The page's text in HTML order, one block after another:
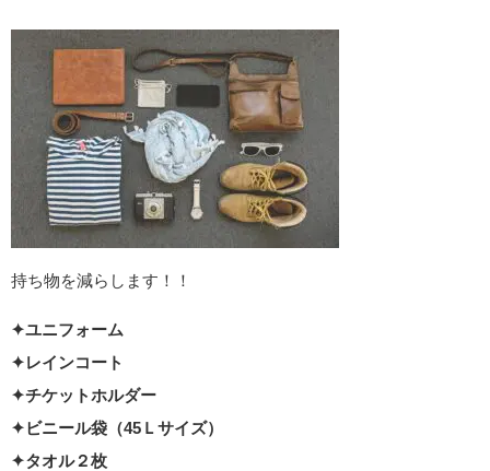
持ち物を減らします！！
✦ユニフォーム
✦レインコート
✦チケットホルダー
✦ビニール袋（45Ｌサイズ）
✦タオル２枚